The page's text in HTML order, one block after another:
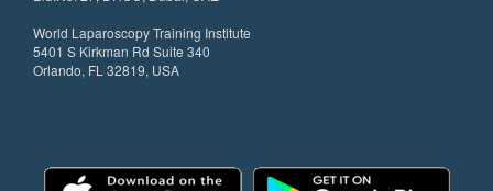
World Laparoscopy Training Institute
5401 S Kirkman Rd Suite 340
Orlando, FL 32819, USA